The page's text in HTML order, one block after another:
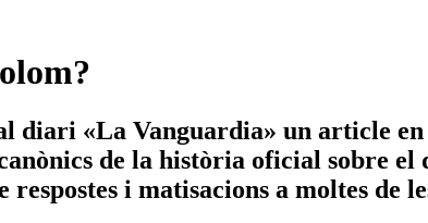
diari «La Vanguardia» un article
de la història oficial sobre
i matisacions a moltes de